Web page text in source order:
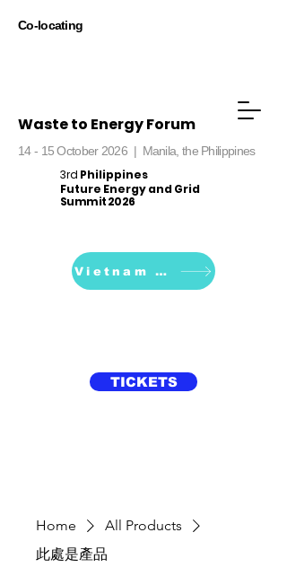
Co-locating
Waste to Energy Forum
14 - 15 October 2026 | Manila, the Philippines
3rd Philippines
Future Energy and Grid
Summit 2026
Vietnam 2026
TICKETS
Home
All Products
此處是產品